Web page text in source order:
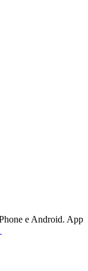
e Android. App